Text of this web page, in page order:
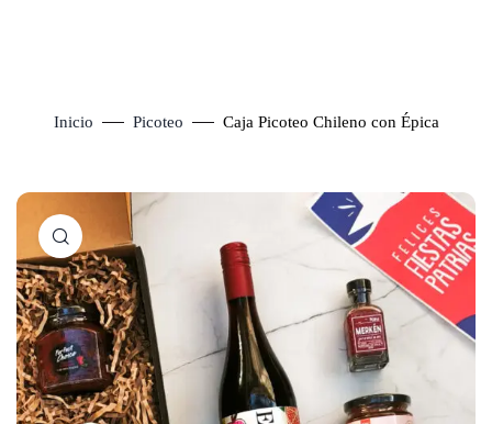
Inicio Picoteo Caja Picoteo Chileno con Épica
Click to enlarge